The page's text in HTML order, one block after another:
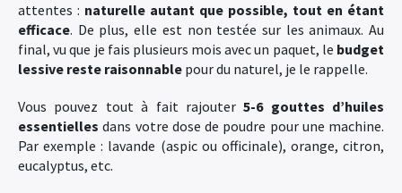
attentes : naturelle autant que possible, tout en étant
efficace. De plus, elle est non testée sur les animaux. Au
final, vu que je fais plusieurs mois avec un paquet, le budget
lessive reste raisonnable pour du naturel, je le rappelle.
Vous pouvez tout à fait rajouter5-6 gouttes d’huiles
essentielles dans votre dose de poudre pour une machine.
Par exemple : lavande (aspic ou officinale), orange, citron,
eucalyptus, etc.